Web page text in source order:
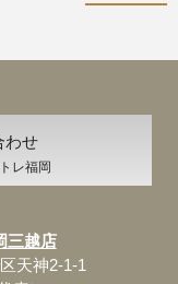
わせ
レ福岡
三越店
天神2-1-1